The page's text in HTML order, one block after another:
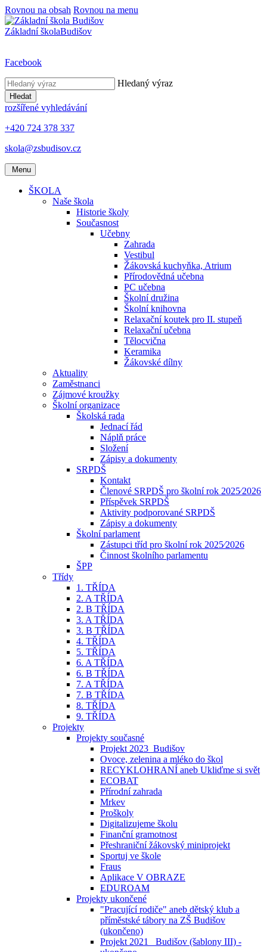
Rovnou na obsah Rovnou na menu
Základní školaBudišov
Facebook
Hledaný výraz
Hledat
rozšířené vyhledávání
+420 724 378 337
skola@zsbudisov.cz
Menu
ŠKOLA
Naše škola
Historie školy
Současnost
Učebny
Zahrada
Vestibul
Žákovská kuchyňka, Atrium
Přírodovědná učebna
PC učebna
Školní družina
Školní knihovna
Relaxační koutek pro II. stupeň
Relaxační učebna
Tělocvična
Keramika
Žákovské dílny
Aktuality
Zaměstnanci
Zájmové kroužky
Školní organizace
Školská rada
Jednací řád
Náplň práce
Složení
Zápisy a dokumenty
SRPDŠ
Kontakt
Členové SRPDŠ pro školní rok 2025⁄2026
Příspěvek SRPDŠ
Aktivity podporované SRPDŠ
Zápisy a dokumenty
Školní parlament
Zástupci tříd pro školní rok 2025⁄2026
Činnost školního parlamentu
ŠPP
Třídy
1. TŘÍDA
2. A TŘÍDA
2. B TŘÍDA
3. A TŘÍDA
3. B TŘÍDA
4. TŘÍDA
5. TŘÍDA
6. A TŘÍDA
6. B TŘÍDA
7. A TŘÍDA
7. B TŘÍDA
8. TŘÍDA
9. TŘÍDA
Projekty
Projekty současné
Projekt 2023_Budišov
Ovoce, zelenina a mléko do škol
RECYKLOHRANÍ aneb Ukliďme si svět
ECOBAT
Přírodní zahrada
Mrkev
Proškoly
Digitalizujeme školu
Finanční gramotnost
Přeshraniční žákovský miniprojekt
Sportuj ve škole
Fraus
Aplikace V OBRAZE
EDUROAM
Projekty ukončené
"Pracující rodiče" aneb dětský klub a
příměstské tábory na ZŠ Budišov
(ukončeno)
Projekt 2021_ Budišov (šablony III) -